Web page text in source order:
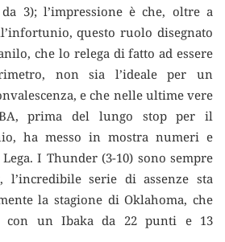
3); l’impressione è che, oltre a
questo ruolo disegnato
che lo relega di fatto ad essere
non sia l’ideale per un
e che nelle ultime vere
prima del lungo stop per il
ha messo in mostra numeri e
I Thunder (3-10) sono sempre
serie di assenze sta
la stagione di Oklahoma, che
con un Ibaka da 22 punti e 13